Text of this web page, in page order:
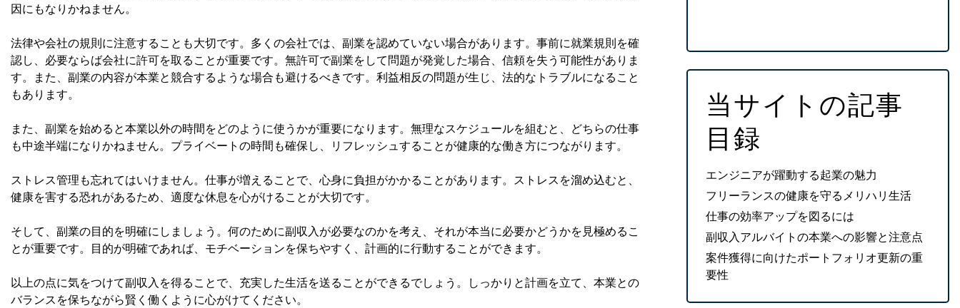
因にもなりかねません。
法律や会社の規則に注意することも大切です。多くの会社では、副業を認めていない場合があります。事前に就業規則を確
認し、必要ならば会社に許可を取ることが重要です。無許可で副業をして問題が発覚した場合、信頼を失う可能性がありま
す。また、副業の内容が本業と競合するような場合も避けるべきです。利益相反の問題が生じ、法的なトラブルになること
もあります。
また、副業を始めると本業以外の時間をどのように使うかが重要になります。無理なスケジュールを組むと、どちらの仕事
も中途半端になりかねません。プライベートの時間も確保し、リフレッシュすることが健康的な働き方につながります。
ストレス管理も忘れてはいけません。仕事が増えることで、心身に負担がかかることがあります。ストレスを溜め込むと、
健康を害する恐れがあるため、適度な休息を心がけることが大切です。
そして、副業の目的を明確にしましょう。何のために副収入が必要なのかを考え、それが本当に必要かどうかを見極めるこ
とが重要です。目的が明確であれば、モチベーションを保ちやすく、計画的に行動することができます。
以上の点に気をつけて副収入を得ることで、充実した生活を送ることができるでしょう。しっかりと計画を立て、本業との
バランスを保ちながら賢く働くように心がけてください。
当サイトの記事
目録
エンジニアが躍動する起業の魅力
フリーランスの健康を守るメリハリ生活
仕事の効率アップを図るには
副収入アルバイトの本業への影響と注意点
案件獲得に向けたポートフォリオ更新の重
要性